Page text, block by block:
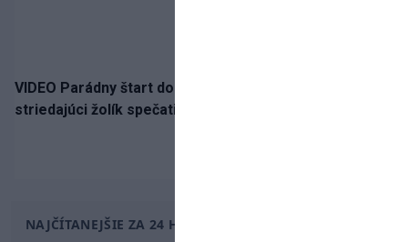
VIDEO Parádny štart do sezóny!: Rýchlik Boženík ako
striedajúci žolík spečatil postup Stoke
NAJČÍTANEJŠIE ZA 24 HODÍN